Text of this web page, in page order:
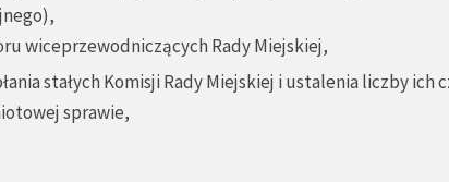
wiceprzewodniczących Rady Miejskiej,
stałych Komisji Rady Miejskiej i ustalenia liczby ich
sprawie,